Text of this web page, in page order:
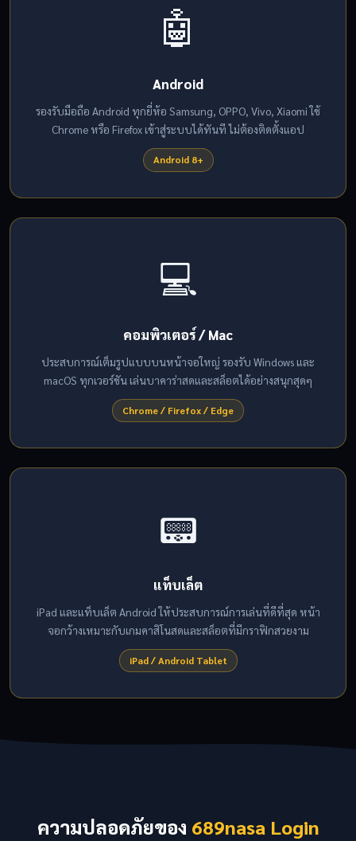
🤖
Android
รองรับมือถือ Android ทุกยี่ห้อ Samsung, OPPO, Vivo, Xiaomi ใช้
Chrome หรือ Firefox เข้าสู่ระบบได้ทันที ไม่ต้องติดตั้งแอป
Android 8+
💻
คอมพิวเตอร์ / Mac
ประสบการณ์เต็มรูปแบบบนหน้าจอใหญ่ รองรับ Windows และ
macOS ทุกเวอร์ชัน เล่นบาคาร่าสดและสล็อตได้อย่างสนุกสุดๆ
Chrome / Firefox / Edge
📟
แท็บเล็ต
iPad และแท็บเล็ต Android ให้ประสบการณ์การเล่นที่ดีที่สุด หน้า
จอกว้างเหมาะกับเกมคาสิโนสดและสล็อตที่มีกราฟิกสวยงาม
iPad / Android Tablet
ความปลอดภัยของ 689nasa Login